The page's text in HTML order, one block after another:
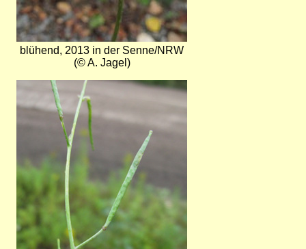
blühend, 2013 in der Senne/NRW
(© A. Jagel)